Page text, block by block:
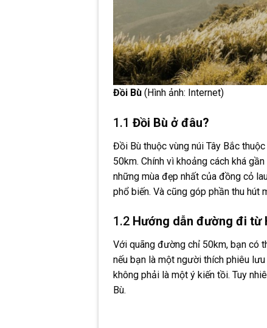
Đồi Bù (Hình ảnh: Internet)
1.1 Đồi Bù ở đâu?
Đồi Bù thuộc vùng núi Tây Bắc
50km. Chính vì khoảng cách khá
những mùa đẹp nhất của đồng cỏ
phổ biến. Và cũng góp phần thu hút
1.2 Hướng dẫn đường đi từ
Với quãng đường chỉ 50km, bạn có
nếu bạn là một người thích phiêu
không phải là một ý kiến tồi. Tuy
Bù.